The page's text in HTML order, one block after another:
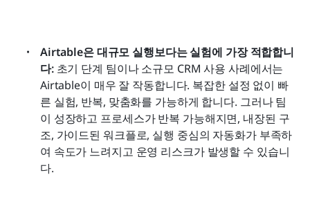
Airtable은 대규모 실행보다는 실험에 가장 적합합니
다: 초기 단계 팀이나 소규모 CRM 사용 사례에서는
Airtable이 매우 잘 작동합니다. 복잡한 설정 없이 빠
른 실험, 반복, 맞춤화를 가능하게 합니다. 그러나 팀
이 성장하고 프로세스가 반복 가능해지면, 내장된 구
조, 가이드된 워크플로, 실행 중심의 자동화가 부족하
여 속도가 느려지고 운영 리스크가 발생할 수 있습니
다.